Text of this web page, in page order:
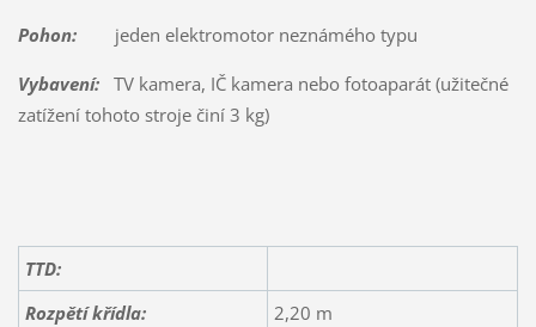
Pohon:jeden elektromotor neznámého typu
Vybavení:TV kamera, IČ kamera nebo fotoaparát (užitečné
zatížení tohoto stroje činí 3 kg)
TTD:
Rozpětí křídla:
2,20 m